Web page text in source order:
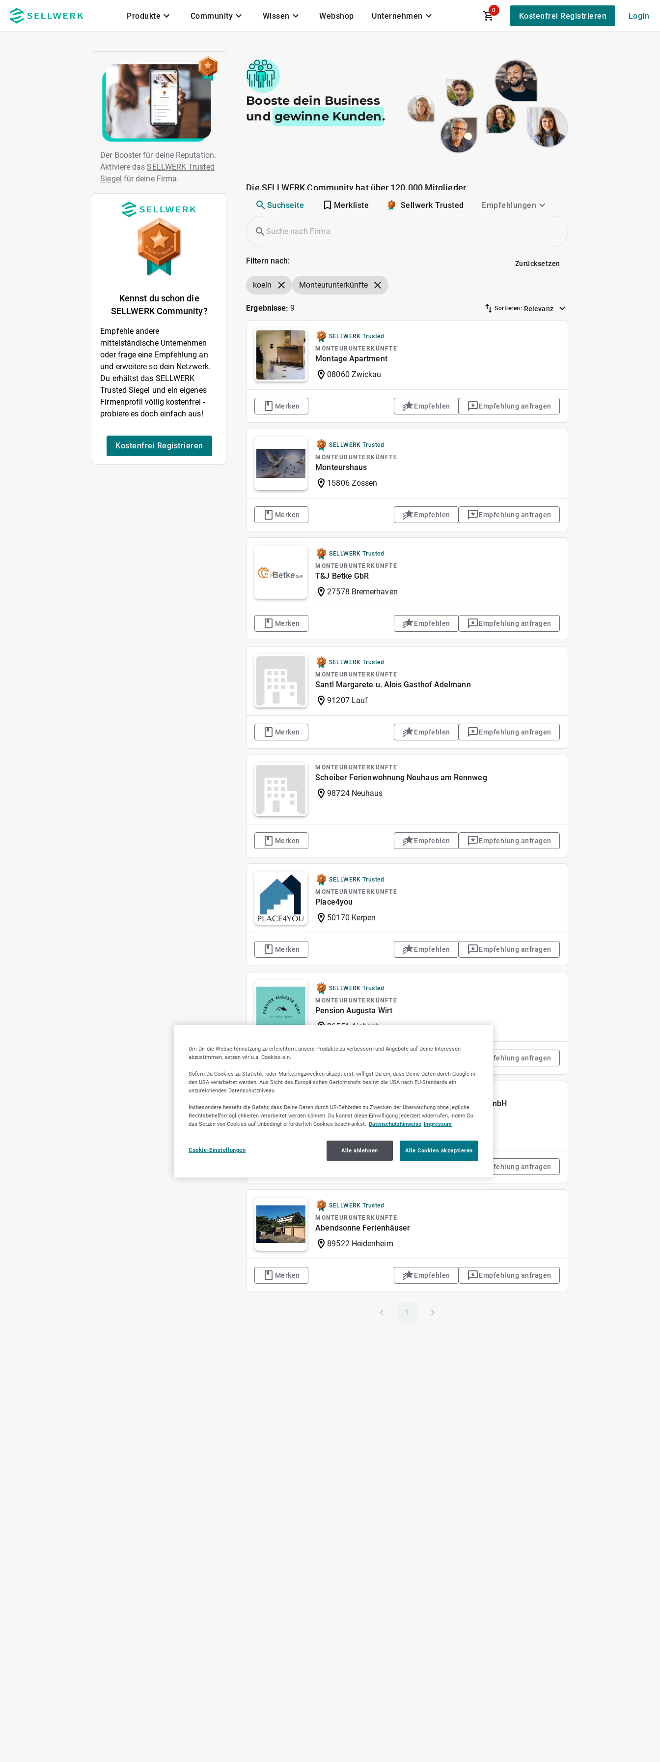
Zum Hauptinhalt
Produkte Community Wissen Webshop Unternehmen
0
Kostenfrei Registrieren Login
Der Booster für deine Reputation.
Aktiviere dasSELLWERK Trusted
Siegel für deine Firma.
Kennst du schon die
SELLWERK Community?
Empfehle andere
mittelständische Unternehmen
oder frage eine Empfehlung an
und erweitere so dein Netzwerk.
Du erhältst das SELLWERK
Trusted Siegel und ein eigenes
Firmenprofil völlig kostenfrei -
probiere es doch einfach aus!
Kostenfrei Registrieren
Booste dein Business
und gewinne Kunden.
Die SELLWERK Community hat über 120.000 Mitglieder.
Suchseite Merkliste Sellwerk Trusted Empfehlungen
Filtern nach: Zurücksetzen
koeln Monteurunterkünfte
Ergebnisse:9 Sortieren: Relevanz
SELLWERK Trusted
MONTEURUNTERKÜNFTE
Montage Apartment
08060 Zwickau
Merken Empfehlen Empfehlung anfragen
SELLWERK Trusted
MONTEURUNTERKÜNFTE
Monteurshaus
15806 Zossen
Merken Empfehlen Empfehlung anfragen
SELLWERK Trusted
MONTEURUNTERKÜNFTE
T&J Betke GbR
27578 Bremerhaven
Merken Empfehlen Empfehlung anfragen
SELLWERK Trusted
MONTEURUNTERKÜNFTE
Santl Margarete u. Alois Gasthof Adelmann
91207 Lauf
Merken Empfehlen Empfehlung anfragen
MONTEURUNTERKÜNFTE
Scheiber Ferienwohnung Neuhaus am Rennweg
98724 Neuhaus
Merken Empfehlen Empfehlung anfragen
SELLWERK Trusted
MONTEURUNTERKÜNFTE
Place4you
50170 Kerpen
Merken Empfehlen Empfehlung anfragen
SELLWERK Trusted
MONTEURUNTERKÜNFTE
Pension Augusta Wirt
86551 Aichach
Merken Empfehlung anfragen
WohnWerk24 - eine Marke der NKM Hospitality GmbH
20354 Hamburg
Empfehlung anfragen
SELLWERK Trusted
MONTEURUNTERKÜNFTE
Abendsonne Ferienhäuser
89522 Heidenheim
Merken Empfehlen Empfehlung anfragen
1
Um Dir die Webseitennutzung zu erleichtern, unsere Produkte zu verbessern und Angebote auf Deine Interessen
abzustimmen, setzen wir u.a. Cookies ein.
Sofern Du Cookies zu Statistik- oder Marketingzwecken akzeptierst, willigst Du ein, dass Deine Daten durch Google in
den USA verarbeitet werden. Aus Sicht des Europäischen Gerichtshofs besitzt die USA nach EU-Standards ein
unzureichendes Datenschutzniveau.
Insbesondere besteht die Gefahr, dass Deine Daten durch US-Behörden zu Zwecken der Überwachung ohne jegliche
Rechtsbehelfsmöglichkeiten verarbeitet werden können. Du kannst diese Einwilligung jederzeit widerrufen, indem Du
das Setzen von Cookies auf Unbedingt erforderlich Cookies beschränkst. Datenschutzhinweise Impressum
Cookie-Einstellungen Alle ablehnen Alle Cookies akzeptieren